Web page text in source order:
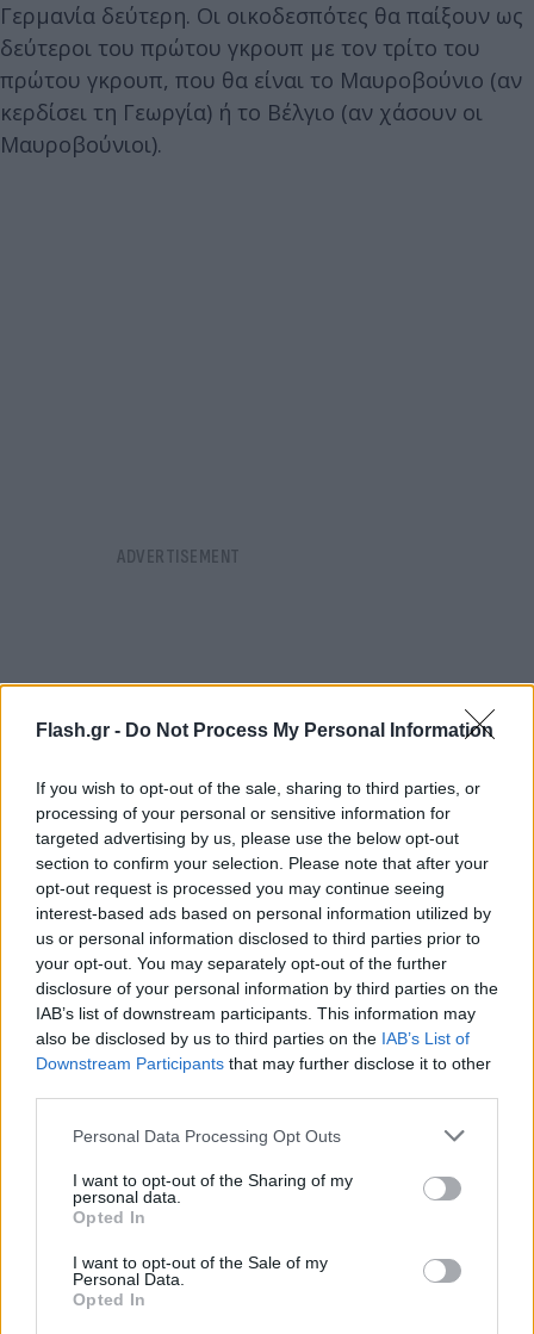
Flash.gr - Do Not Process My Personal Information
If you wish to opt-out of the sale, sharing to third parties, or
processing of your personal or sensitive information for
targeted advertising by us, please use the below opt-out
section to confirm your selection. Please note that after your
opt-out request is processed you may continue seeing
interest-based ads based on personal information utilized by
us or personal information disclosed to third parties prior to
your opt-out. You may separately opt-out of the further
disclosure of your personal information by third parties on the
IAB’s list of downstream participants. This information may
also be disclosed by us to third parties on the IAB’s List of
Downstream Participants that may further disclose it to other
Please note that this website/app uses one or more Google
not limited to your visit or usage behaviour. You may click to
grant or deny consent to Google and its third-party tags to
use your data for below specified purposes in below Google
consent section.
Personal Data Processing Opt Outs
I want to opt-out of the Sharing of my
personal data.
Opted In
I want to opt-out of the Sale of my
Personal Data.
Opted In
Γερμανία δεύτερη. Οι οικοδεσπότες θα παίξουν ως
δεύτεροι του πρώτου γκρουπ με τον τρίτο του
πρώτου γκρουπ, που θα είναι το Μαυροβούνιο (αν
κερδίσει τη Γεωργία) ή το Βέλγιο (αν χάσουν οι
Μαυροβούνιοι).
Ο προημιτελικός θα γίνει στο Βερολίνο, όπου θα
φιλοξενηθούν όλα τα νοκ άουτ της διοργάνωσης,
με την ελληνική ομάδα να έχει δύσκολο έργο
απέναντι στους γηπεδούχους.
Τα δύο πρώτα ζευγάρια των «16» είναι Ισπανία-
Λιθουανία και Γαλλία-Τουρκία.